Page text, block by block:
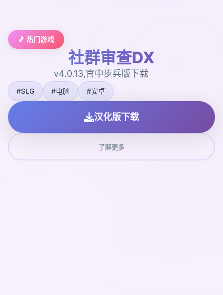
🎵 热门游戏
社群审查DX
v4.0.13,官中步兵版下载
#SLG #电脑 #安卓
汉化版下载
了解更多